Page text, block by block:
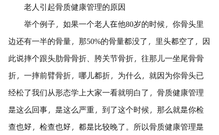
老人引起骨质健康管理的原因
举个例子，如果一个老人在他80岁的时候，你骨头里
边还有一半的骨量，那50%的骨量都没了，里头都空了，因
此说摔个跟头肋骨骨折、胯关节骨折，往那儿一坐尾骨骨
折，一摔前臂骨折，哪儿都折，为什么，就因为你骨头已
经松了我们从形态学上大家一看就明白了，骨质健康管理
是这么回事，是这么严重，到了这个时候，那么就是你检
查也好，检查也好，都是比较晚了。所以骨质健康管理是